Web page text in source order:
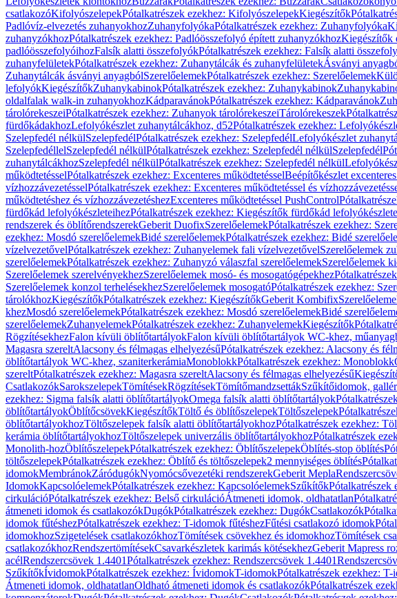
csatlakozóKifolyószelepekPótalkatrészek ezekhez: KifolyószelepekKiegészítők
Padlóvíz-elvezetés zuhanyokhozZuhanyfolyókaPótalkatrészek ezekhez: Zuhanyfolyóka
zuhanyzókhozPótalkatrészek ezekhez: Padlóösszefolyó épített zuhanyzókhozKiegészítők
padlóösszefolyóihozFalsík alatti összefolyókPótalkatrészek ezekhez: Falsík alatti
zuhanyfelületekPótalkatrészek ezekhez: Zuhanytálcák és zuhanyfelületekÁsványi
Zuhanytálcák ásványi anyagbólSzerelőelemekPótalkatrészek ezekhez: Szerelőelemek
lefolyókKiegészítőkZuhanykabinokPótalkatrészek ezekhez: Zuhanykabinok
oldalfalak walk-in zuhanyokhozKádparavánokPótalkatrészek ezekhez: Kádparavánok
tárolórekeszeiPótalkatrészek ezekhez: Zuhanyok tárolórekeszeiTárolórekeszek
fürdőkádakhozLefolyókészlet zuhanytálcákhoz, d52Pótalkatrészek ezekhez:
Szelepfedél nélkülSzelepfedélPótalkatrészek ezekhez: SzelepfedélLefolyókészlet
SzelepfedéllelSzelepfedél nélkülPótalkatrészek ezekhez: Szelepfedél nélkülSzelepfedél
zuhanytálcákhozSzelepfedél nélkülPótalkatrészek ezekhez: Szelepfedél nélkül
működtetésselPótalkatrészek ezekhez: Excenteres működtetésselBeépítőkészlet
vízhozzávezetésselPótalkatrészek ezekhez: Excenteres működtetéssel és
működtetéshez és vízhozzávezetéshezExcenteres működtetéssel PushControl
fürdőkád lefolyókészleteihezPótalkatrészek ezekhez: Kiegészítők fürdőkád
rendszerek és öblítőrendszerekGeberit DuofixSzerelőelemekPótalkatrészek ezekhez:
ezekhez: Mosdó szerelőelemekBidé szerelőelemekPótalkatrészek ezekhez: Bidé
vízelvezetővelPótalkatrészek ezekhez: Zuhanyelemek fali vízelvezetővelSzerelőelemek
szerelőelemekPótalkatrészek ezekhez: Zuhanyzó válaszfal szerelőelemekSzerelőelemek
Szerelőelemek szerelvényekhezSzerelőelemek mosó- és mosogatógépekhez
Szerelőelemek konzol terhelésekhezSzerelőelemek mosogatóPótalkatrészek ezekhez:
tárolókhozKiegészítőkPótalkatrészek ezekhez: KiegészítőkGeberit Kombifix
khezMosdó szerelőelemekPótalkatrészek ezekhez: Mosdó szerelőelemekBidé
szerelőelemekZuhanyelemekPótalkatrészek ezekhez: ZuhanyelemekKiegészítők
RögzítésekhezFalon kívüli öblítőtartályokFalon kívüli öblítőtartályok WC-khez,
Magasra szereltAlacsony és félmagas elhelyezésűPótalkatrészek ezekhez: Alacsony és
öblítőtartályok WC-khez, szaniterkerámiaMonoblokkPótalkatrészek ezekhez: Monoblokk
szereltPótalkatrészek ezekhez: Magasra szereltAlacsony és félmagas elhelyezésű
CsatlakozókSarokszelepekTömítésekRögzítésekTömítőmandzsettákSzűkítőidomok,
ezekhez: Sigma falsík alatti öblítőtartályokOmega falsík alatti öblítőtartályok
öblítőtartályokÖblítőcsövekKiegészítőkTöltő és öblítőszelepekTöltőszelepek
öblítőtartályokhozTöltőszelepek falsík alatti öblítőtartályokhozPótalkatrészek ezekhez:
kerámia öblítőtartályokhozTöltőszelepek univerzális öblítőtartályokhozPótalkatrészek
Monolith-hozÖblítőszelepekPótalkatrészek ezekhez: ÖblítőszelepekÖblítés-stop öblítés
töltőszelepekPótalkatrészek ezekhez: Öblítő és töltőszelepek2 mennyiséges öblítés
idomokMembránokZáródugókNyomócsővezetéki rendszerekGeberit Mepla
IdomokKapcsolóelemekPótalkatrészek ezekhez: KapcsolóelemekSzűkítőkPótalkatrészek
cirkulációPótalkatrészek ezekhez: Belső cirkulációÁtmeneti idomok, oldhatatlan
átmeneti idomok és csatlakozókDugókPótalkatrészek ezekhez: DugókCsatlakozók
idomok fűtéshezPótalkatrészek ezekhez: T-idomok fűtéshezFűtési csatlakozó idomok
idomokhozSzigetelések csatlakozókhozTömítések csövekhez és idomokhozTömítések
csatlakozókhozRendszertömítésekCsavarkészletek karimás kötésekhezGeberit Mapress
acélRendszercsövek 1.4401Pótalkatrészek ezekhez: Rendszercsövek 1.4401
SzűkítőkÍvidomokPótalkatrészek ezekhez: ÍvidomokT-idomokPótalkatrészek ezekhez: T-
Átmeneti idomok, oldhatatlanOldható átmeneti idomok és csatlakozókPótalkatrészek